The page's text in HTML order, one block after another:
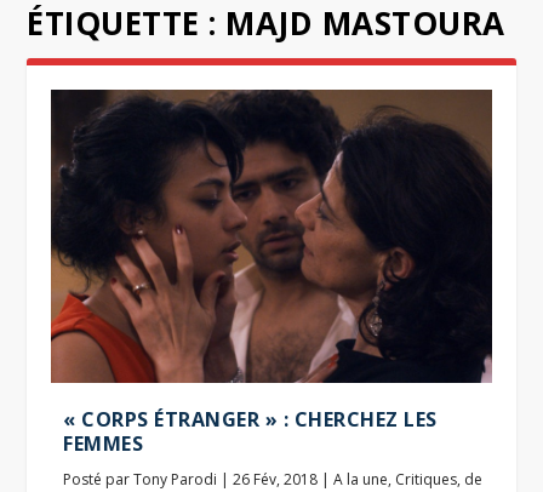
ÉTIQUETTE : MAJD MASTOURA
« CORPS ÉTRANGER » : CHERCHEZ LES
FEMMES
Posté parTony Parodi |26 Fév, 2018 |A la une, Critiques, de